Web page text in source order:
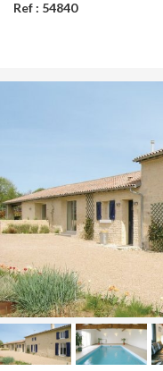
Ref : 54840